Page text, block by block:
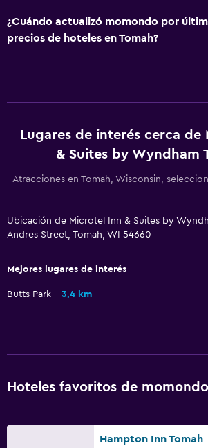
¿Cuándo actualizó momondo por
precios de hoteles en Tomah?
Lugares de interés cerca de
& Suites by Wyndham
Atracciones en Tomah, Wisconsin,
Ubicación de Microtel Inn & Suites by
Andres Street, Tomah, WI 54660
Mejores lugares de interés
Butts Park 3,4 km
Hoteles favoritos de
Hampton Inn Tomah